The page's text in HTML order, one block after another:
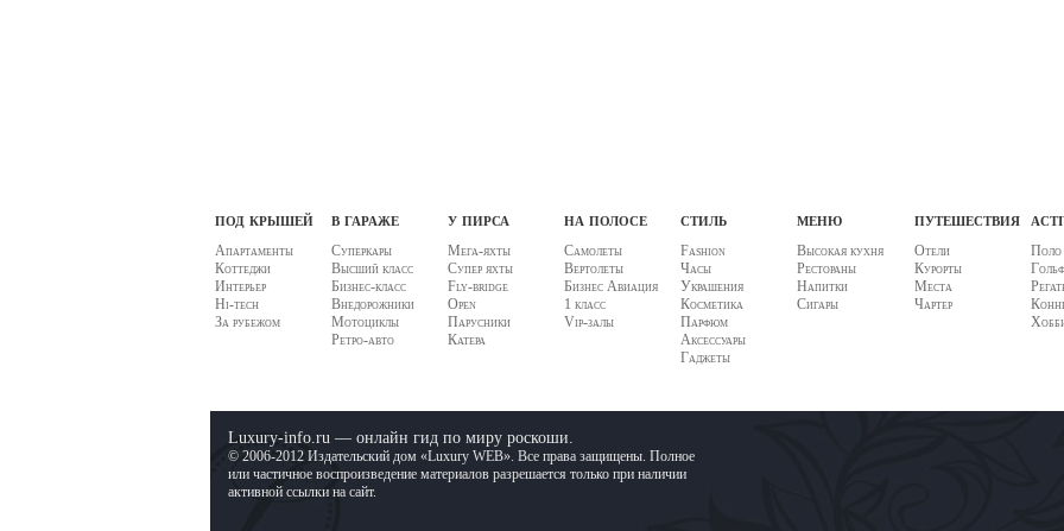
под крышей
Апартаменты
Коттеджи
Интерьер
Hi-tech
За рубежом
в гараже
Суперкары
Высший класс
Бизнес-класс
Внедорожники
Мотоциклы
Ретро-авто
у пирса
Мега-яхты
Супер яхты
Fly-bridge
Open
Парусники
Катера
на полосе
Самолеты
Вертолеты
Бизнес Авиация
1 класс
Vip-залы
стиль
Fashion
Часы
Украшения
Косметика
Парфюм
Аксессуары
Гаджеты
меню
Высокая кухня
Рестораны
Напитки
Сигары
путешествия
Отели
Курорты
Места
Чартер
Поло
Гольф
Luxury-info.ru — онлайн гид по миру роскоши.
© 2006-2012 Издательский дом «Luxury WEB». Все права защищены. Полное
или частичное воспроизведение материалов разрешается только при наличии
активной ссылки на сайт.